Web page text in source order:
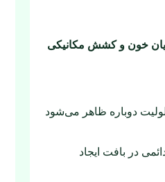
خون و کشش مکانیکی
دوباره ظاهر می‌شود
در بافت ایجاد